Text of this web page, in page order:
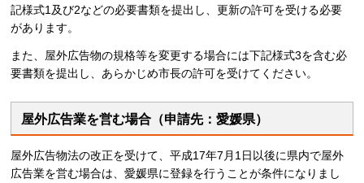
記様式1及び2などの必要書類を提出し、更新の許可を受ける必要
があります。
また、屋外広告物の規格等を変更する場合には下記様式3を含む必
要書類を提出し、あらかじめ市長の許可を受けてください。
屋外広告業を営む場合（申請先：愛媛県）
屋外広告物法の改正を受けて、平成17年7月1日以後に県内で屋外
広告業を営む場合は、愛媛県に登録を行うことが条件になりまし